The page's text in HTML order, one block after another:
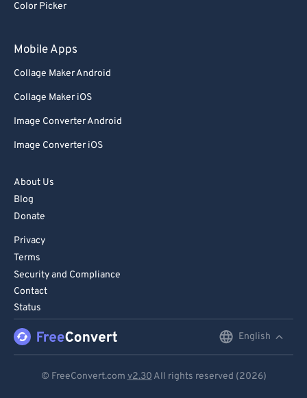
Color Picker
Mobile Apps
Collage Maker Android
Collage Maker iOS
Image Converter Android
Image Converter iOS
About Us
Blog
Donate
Privacy
Terms
Security and Compliance
Contact
Status
English
© FreeConvert.com v2.30 All rights reserved (2026)